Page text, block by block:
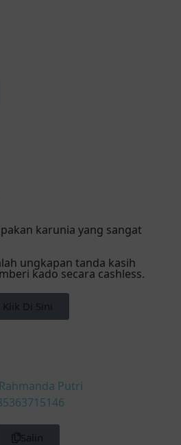
karunia yang sangat
ungkapan tanda kasih
kado secara cashless.
Klik Di Sini
Putri
Salin